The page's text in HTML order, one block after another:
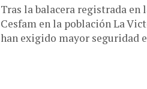
Tras la balacera registrada en
Cesfam en la población La
han exigido mayor seguridad